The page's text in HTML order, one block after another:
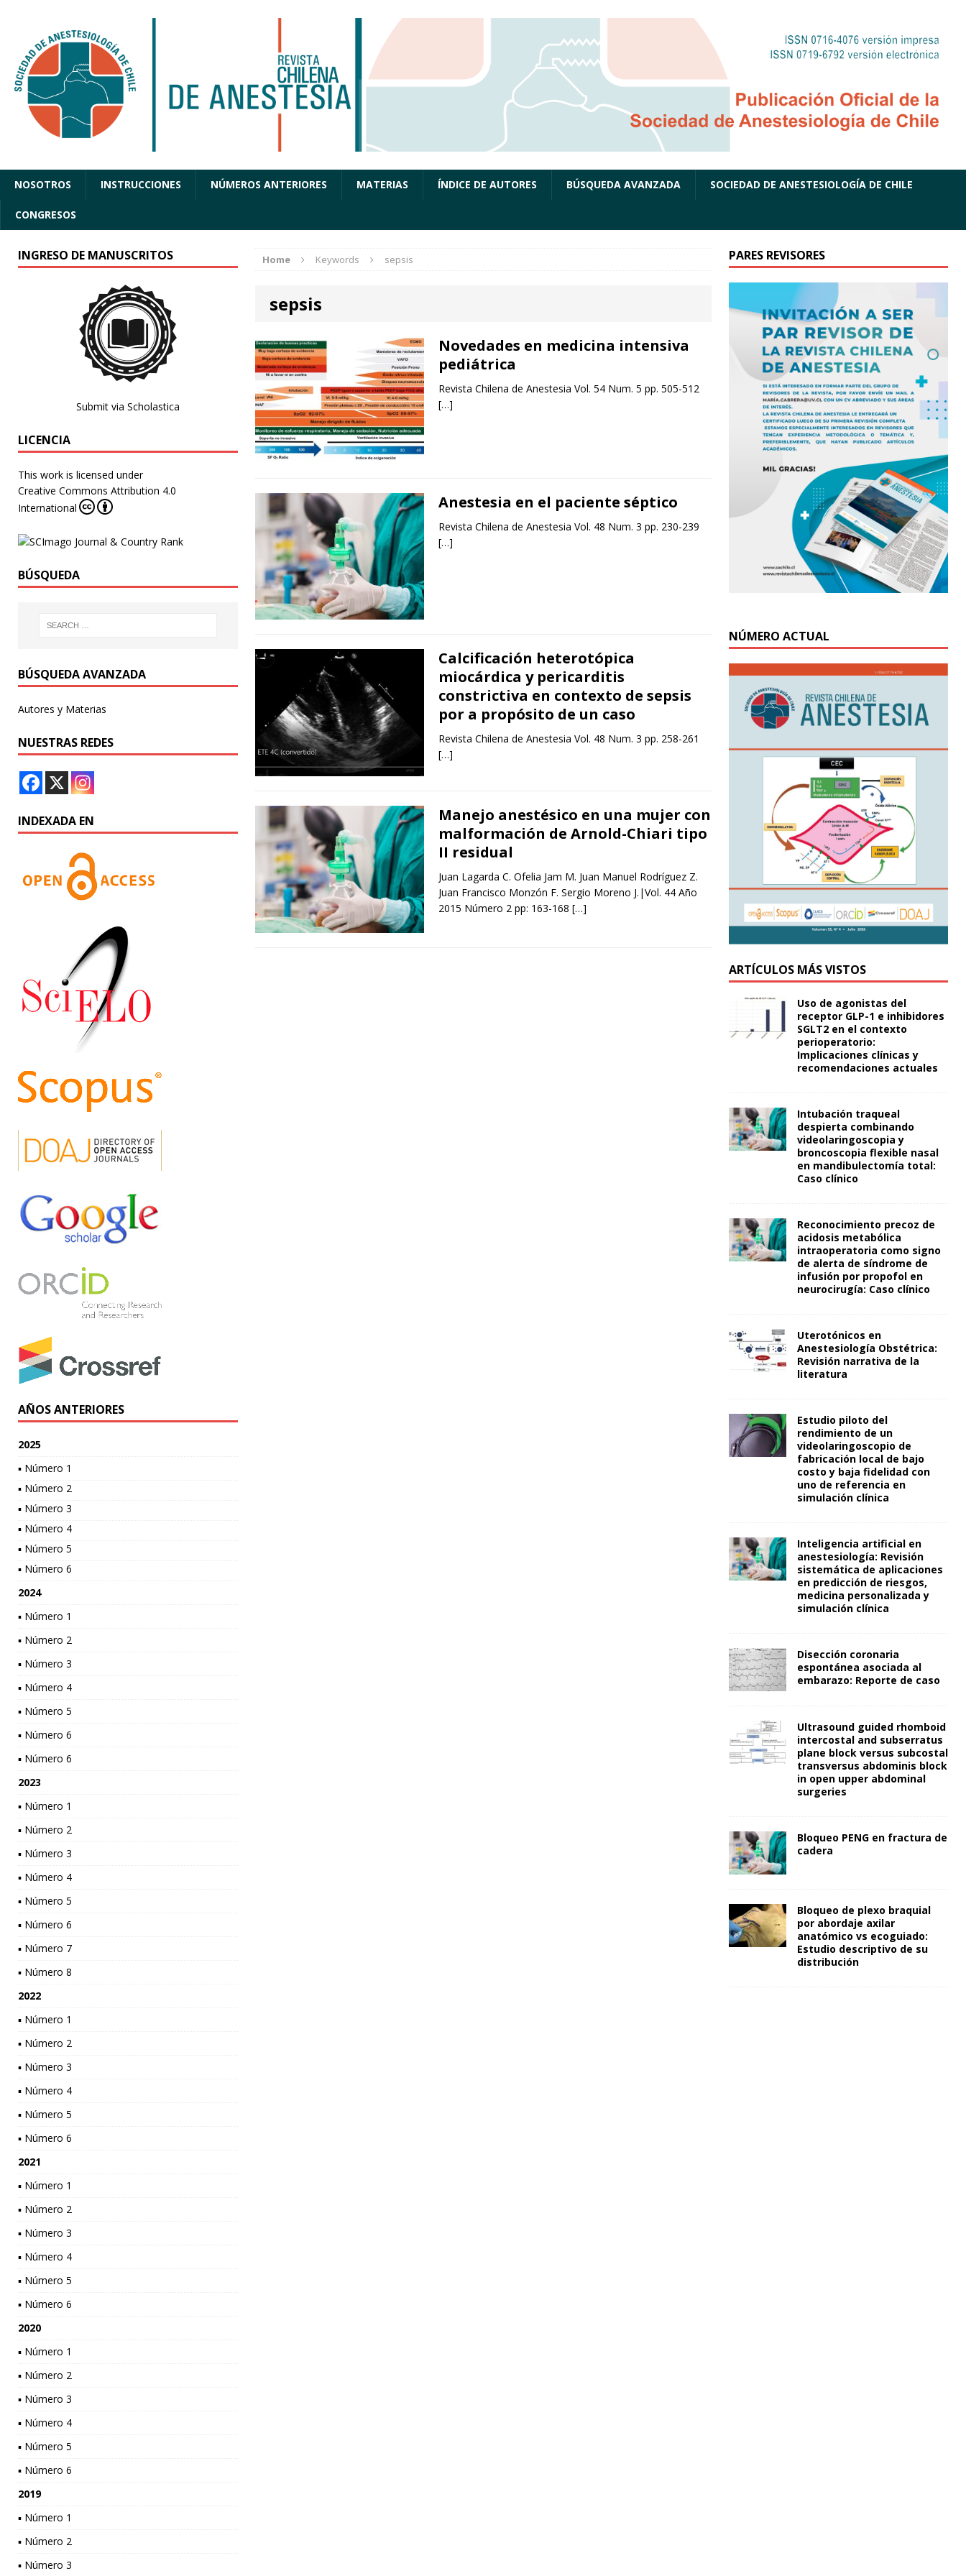
NOSOTROS INSTRUCCIONES NÚMEROS ANTERIORES MATERIAS ÍNDICE DE AUTORES BÚSQUEDA AVANZADA SOCIEDAD DE ANESTESIOLOGÍA DE CHILE
CONGRESOS
Home Keywords sepsis
sepsis
Novedades en medicina intensiva
pediátrica
Revista Chilena de Anestesia Vol. 54 Num. 5 pp. 505-512
[…]
Anestesia en el paciente séptico
Revista Chilena de Anestesia Vol. 48 Num. 3 pp. 230-239
[…]
Calcificación heterotópica
miocárdica y pericarditis
constrictiva en contexto de sepsis
por a propósito de un caso
Revista Chilena de Anestesia Vol. 48 Num. 3 pp. 258-261
[…]
Manejo anestésico en una mujer con
malformación de Arnold-Chiari tipo
II residual
Juan Lagarda C. Ofelia Jam M. Juan Manuel Rodríguez Z.
Juan Francisco Monzón F. Sergio Moreno J.|Vol. 44 Año
2015 Número 2 pp: 163-168 […]
INGRESO DE MANUSCRITOS
Submit via Scholastica
LICENCIA
This work is licensed under
Creative Commons Attribution 4.0
International
BÚSQUEDA
BÚSQUEDA AVANZADA
Autores y Materias
NUESTRAS REDES
INDEXADA EN
AÑOS ANTERIORES
2025
▪ Número 1
▪ Número 2
▪ Número 3
▪ Número 4
▪ Número 5
▪ Número 6
2024
▪ Número 1
▪ Número 2
▪ Número 3
▪ Número 4
▪ Número 5
▪ Número 6
▪ Número 6
2023
▪ Número 1
▪ Número 2
▪ Número 3
▪ Número 4
▪ Número 5
▪ Número 6
▪ Número 7
▪ Número 8
2022
▪ Número 1
▪ Número 2
▪ Número 3
▪ Número 4
▪ Número 5
▪ Número 6
2021
▪ Número 1
▪ Número 2
▪ Número 3
▪ Número 4
▪ Número 5
▪ Número 6
2020
▪ Número 1
▪ Número 2
▪ Número 3
▪ Número 4
▪ Número 5
▪ Número 6
2019
▪ Número 1
▪ Número 2
▪ Número 3
PARES REVISORES
NÚMERO ACTUAL
ARTÍCULOS MÁS VISTOS
Uso de agonistas del
receptor GLP-1 e inhibidores
SGLT2 en el contexto
perioperatorio:
Implicaciones clínicas y
recomendaciones actuales
Intubación traqueal
despierta combinando
videolaringoscopia y
broncoscopia flexible nasal
en mandibulectomía total:
Caso clínico
Reconocimiento precoz de
acidosis metabólica
intraoperatoria como signo
de alerta de síndrome de
infusión por propofol en
neurocirugía: Caso clínico
Uterotónicos en
Anestesiología Obstétrica:
Revisión narrativa de la
literatura
Estudio piloto del
rendimiento de un
videolaringoscopio de
fabricación local de bajo
costo y baja fidelidad con
uno de referencia en
simulación clínica
Inteligencia artificial en
anestesiología: Revisión
sistemática de aplicaciones
en predicción de riesgos,
medicina personalizada y
simulación clínica
Disección coronaria
espontánea asociada al
embarazo: Reporte de caso
Ultrasound guided rhomboid
intercostal and subserratus
plane block versus subcostal
transversus abdominis block
in open upper abdominal
surgeries
Bloqueo PENG en fractura de
cadera
Bloqueo de plexo braquial
por abordaje axilar
anatómico vs ecoguiado:
Estudio descriptivo de su
distribución